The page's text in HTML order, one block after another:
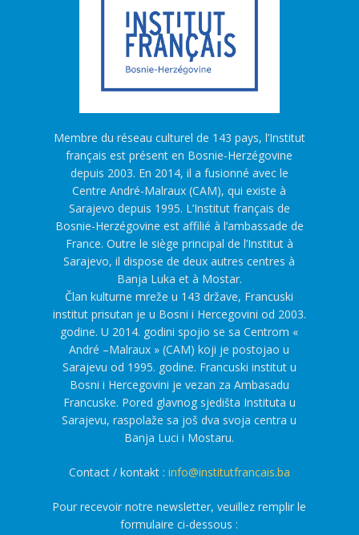
Membre du réseau culturel de 143 pays, l’Institut
français est présent en Bosnie-Herzégovine
depuis 2003. En 2014, il a fusionné avec le
Centre André-Malraux (CAM), qui existe à
Sarajevo depuis 1995. L’Institut français de
Bosnie-Herzégovine est affilié à l’ambassade de
France. Outre le siège principal de l’Institut à
Sarajevo, il dispose de deux autres centres à
Banja Luka et à Mostar.
Član kulturne mreže u 143 države, Francuski
institut prisutan je u Bosni i Hercegovini od 2003.
godine. U 2014. godini spojio se sa Centrom «
André –Malraux » (CAM) koji je postojao u
Sarajevu od 1995. godine. Francuski institut u
Bosni i Hercegovini je vezan za Ambasadu
Francuske. Pored glavnog sjedišta Instituta u
Sarajevu, raspolaže sa još dva svoja centra u
Banja Luci i Mostaru.
Contact / kontakt : info@institutfrancais.ba
Pour recevoir notre newsletter, veuillez remplir le
formulaire ci-dessous :